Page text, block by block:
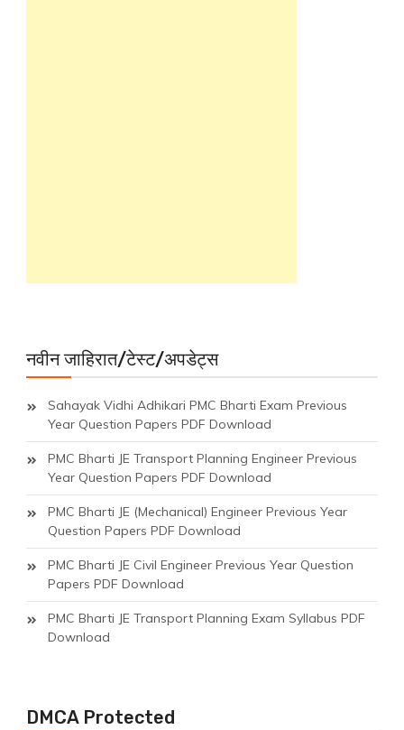
नवीन जाहिरात/टेस्ट/अपडेट्स
Sahayak Vidhi Adhikari PMC Bharti Exam Previous
Year Question Papers PDF Download
PMC Bharti JE Transport Planning Engineer Previous
Year Question Papers PDF Download
PMC Bharti JE (Mechanical) Engineer Previous Year
Question Papers PDF Download
PMC Bharti JE Civil Engineer Previous Year Question
Papers PDF Download
PMC Bharti JE Transport Planning Exam Syllabus PDF
Download
DMCA Protected